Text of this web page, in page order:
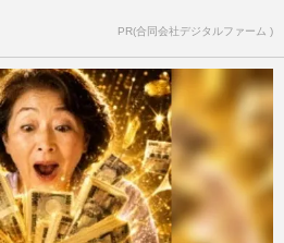
PR(合同会社デジタルファーム )